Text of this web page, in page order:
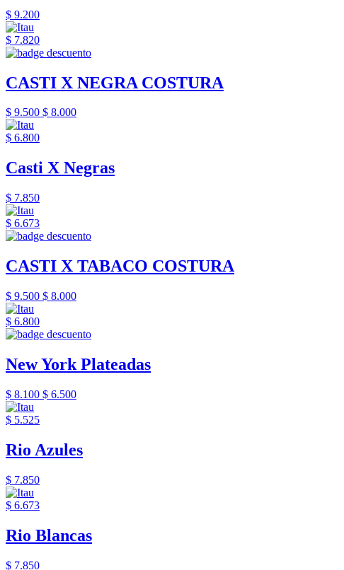
$ 9.200
$ 7.820
CASTI X NEGRA COSTURA
$ 9.500 $ 8.000
$ 6.800
Casti X Negras
$ 7.850
$ 6.673
CASTI X TABACO COSTURA
$ 9.500 $ 8.000
$ 6.800
New York Plateadas
$ 8.100 $ 6.500
$ 5.525
Rio Azules
$ 7.850
$ 6.673
Rio Blancas
$ 7.850